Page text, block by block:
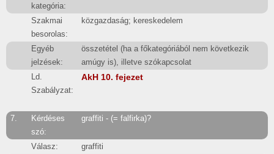
kategória:
Szakmai
besorolas:
közgazdaság; kereskedelem
Egyéb
jelzések:
összetétel (ha a főkategóriából nem következik
amúgy is), illetve szókapcsolat
Ld.
Szabályzat:
AkH 10. fejezet
7.
Kérdéses
szó:
graffiti - (= falfirka)?
Válasz:
graffiti